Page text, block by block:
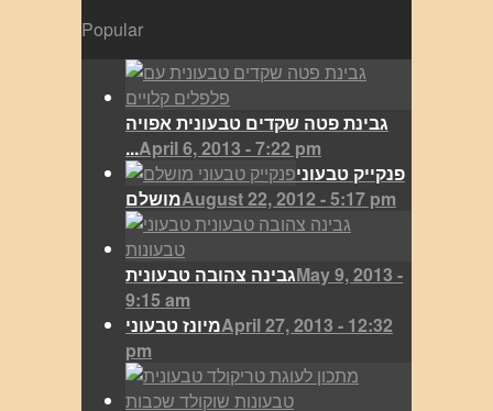
Popular
גבינת פטה שקדים טבעונית אפויה
...April 6, 2013 - 7:22 pm
פנקייק טבעוני
מושלםAugust 22, 2012 - 5:17 pm
גבינה צהובה טבעוניתMay 9, 2013 -
9:15 am
מיונז טבעוניApril 27, 2013 - 12:32
pm